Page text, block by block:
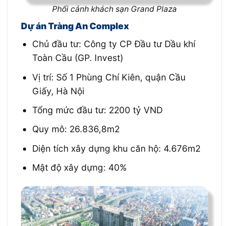
Phối cảnh khách sạn Grand Plaza
Dự án Tràng An Complex
Chủ đầu tư: Công ty CP Đầu tư Dầu khí
Toàn Cầu (GP. Invest)
Vị trí: Số 1 Phùng Chí Kiên, quận Cầu
Giấy, Hà Nội
Tổng mức đầu tư: 2200 tỷ VND
Quy mô: 26.836,8m2
Diện tích xây dựng khu căn hộ: 4.676m2
Mật độ xây dựng: 40%